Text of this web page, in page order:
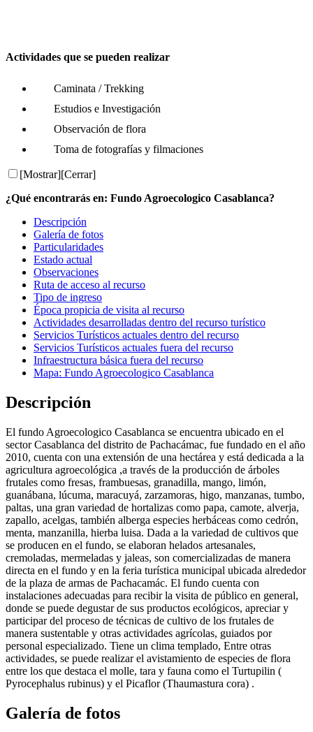
Actividades que se pueden realizar
Caminata / Trekking
Estudios e Investigación
Observación de flora
Toma de fotografías y filmaciones
[Mostrar][Cerrar]
¿Qué encontrarás en: Fundo Agroecologico Casablanca?
Descripción
Galería de fotos
Particularidades
Estado actual
Observaciones
Ruta de acceso al recurso
Tipo de ingreso
Época propicia de visita al recurso
Actividades desarrolladas dentro del recurso turístico
Servicios Turísticos actuales dentro del recurso
Servicios Turísticos actuales fuera del recurso
Infraestructura básica fuera del recurso
Mapa: Fundo Agroecologico Casablanca
Descripción
El fundo Agroecologico Casablanca se encuentra ubicado en el
sector Casablanca del distrito de Pachacámac, fue fundado en el año
2010, cuenta con una extensión de una hectárea y está dedicada a la
agricultura agroecológica ,a través de la producción de árboles
frutales como fresas, frambuesas, granadilla, mango, limón,
guanábana, lúcuma, maracuyá, zarzamoras, higo, manzanas, tumbo,
paltas, una gran variedad de hortalizas como papa, camote, alverja,
zapallo, acelgas, también alberga especies herbáceas como cedrón,
menta, manzanilla, hierba luisa. Dada a la variedad de cultivos que
se producen en el fundo, se elaboran helados artesanales,
cremoladas, mermeladas y jaleas, son comercializadas de manera
directa en el fundo y en la feria turística municipal ubicada alrededor
de la plaza de armas de Pachacamác. El fundo cuenta con
instalaciones adecuadas para recibir la visita de público en general,
donde se puede degustar de sus productos ecológicos, apreciar y
participar del proceso de técnicas de cultivo de los frutales de
manera sustentable y otras actividades agrícolas, guiados por
personal especializado. Tiene un clima templado, Entre otras
actividades, se puede realizar el avistamiento de especies de flora
entre los que destaca el molle, tara y fauna como el Turtupilin (
Pyrocephalus rubinus) y el Picaflor (Thaumastura cora) .
Galería de fotos